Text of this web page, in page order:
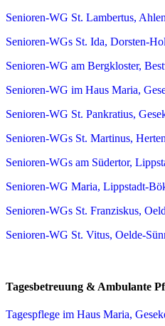
Senioren-WG St. Lambertus,
Senioren-WGs St. Ida, Dorsten-
Senioren-WG am Bergkloster,
Senioren-WG im Haus Maria,
Senioren-WG St. Pankratius,
Senioren-WGs St. Martinus, Herten
Senioren-WGs am Südertor,
Senioren-WG Maria, Lippstadt-
Senioren-WGs St. Franziskus,
Senioren-WG St. Vitus, Oelde-
Tagesbetreuung & Ambulante
Tagespflege im Haus Maria,